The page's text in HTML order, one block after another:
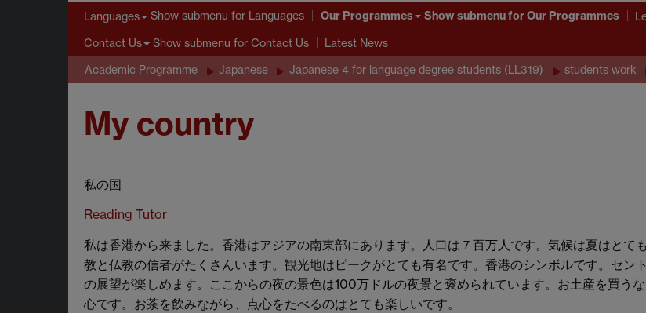
Languages Show submenu for Languages Our Programmes Show submenufor Our Programmes
Contact Us Show submenu for Contact Us Latest News
Academic Programme Japanese Japanese 4 for language degree students (LL319) students work
My country
私の国
Reading Tutor
私は香港から来ました。香港はアジアの南東部にあります。人口は７百万人です。気候は夏はとて
教と仏教の信者がたくさんいます。観光地はピークがとても有名です。香港のシンボルです。セ
の展望が楽しめます。ここからの夜の景色は100万ドルの夜景と褒められています。お土産を買う
心です。お茶を飲みながら、点心をたべるのはとても楽しいです。